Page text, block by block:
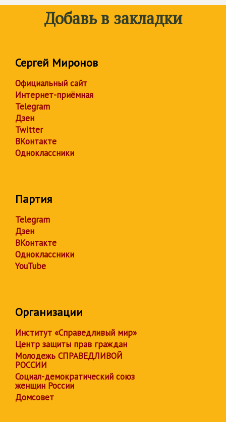
Добавь в закладки
Сергей Миронов
Официальный сайт
Интернет-приёмная
Telegram
Дзен
Twitter
ВКонтакте
Одноклассники
Партия
Telegram
Дзен
ВКонтакте
Одноклассники
YouTube
Организации
Институт «Справедливый мир»
Центр защиты прав граждан
Молодежь СПРАВЕДЛИВОЙ
РОССИИ
Социал-демократический союз
женщин России
Домсовет